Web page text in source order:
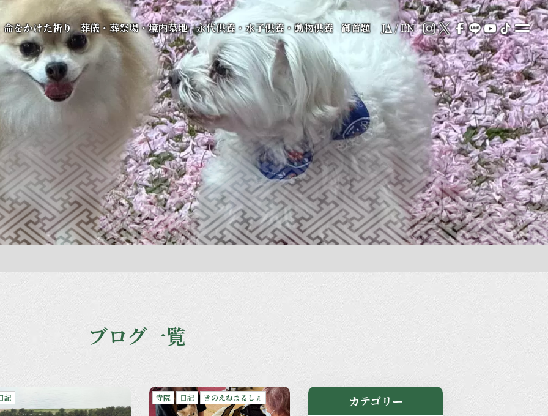
命をかけた祈り 葬儀・葬祭場・境内墓地 永代供養・水子供養・動物供養 御首題 JA/EN
ブログ一覧
記 寺院 日記 きのえねまるしぇ カテゴリー